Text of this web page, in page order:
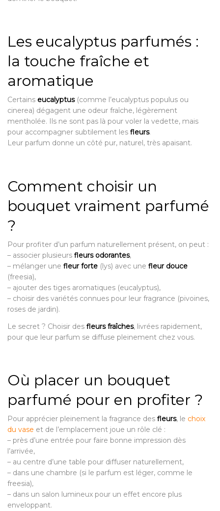
Les eucalyptus parfumés :
la touche fraîche et
aromatique
Certains eucalyptus(comme l’eucalyptus populus ou
cinerea) dégagent une odeur fraîche, légèrement
mentholée. Ils ne sont pas là pour voler la vedette, mais
pour accompagner subtilement les fleurs.
Leur parfum donne un côté pur, naturel, très apaisant.
Comment choisir un
bouquet vraiment parfumé
?
Pour profiter d’un parfum naturellement présent, on peut :
– associer plusieurs fleurs odorantes,
– mélanger une fleur forte (lys) avec une fleur douce
(freesia),
– ajouter des tiges aromatiques (eucalyptus),
– choisir des variétés connues pour leur fragrance (pivoines,
roses de jardin).
Le secret ? Choisir des fleurs fraîches, livrées rapidement,
pour que leur parfum se diffuse pleinement chez vous.
Où placer un bouquet
parfumé pour en profiter ?
Pour apprécier pleinement la fragrance des fleurs, le choix
du vase et de l’emplacement joue un rôle clé :
– près d’une entrée pour faire bonne impression dès
l’arrivée,
– au centre d’une table pour diffuser naturellement,
– dans une chambre (si le parfum est léger, comme le
freesia),
– dans un salon lumineux pour un effet encore plus
enveloppant.